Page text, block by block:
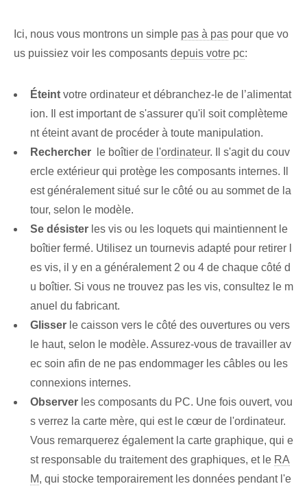
Ici, nous vous montrons un simple pas à pas pour que vo
us puissiez voir les composants‍ depuis votre pc:
Éteint votre ordinateur et débranchez-le de l’alimentat
ion. Il est important de s'assurer qu'il soit complèteme
nt éteint avant de procéder à toute manipulation.
Rechercher ‌ le boîtier de l'ordinateur.‍ Il s'agit du couv
ercle extérieur qui protège les composants internes. Il
est généralement situé sur le côté ou au sommet de la
tour, selon le modèle.
Se désister les vis ou les loquets qui maintiennent le
boîtier fermé. Utilisez un tournevis adapté pour retirer l
es vis, il y en a généralement 2 ou 4 de chaque côté d
u boîtier. ⁣Si vous ne trouvez pas les vis, consultez⁢ le m
anuel du fabricant.
Glisser le caisson vers le côté des ouvertures ou vers
le haut, selon le modèle. Assurez-vous de travailler av
ec soin afin de ne pas endommager les câbles ou les
connexions internes.
Observer les composants du PC.⁢ Une fois ouvert, vou
s verrez la carte mère, qui est le cœur‍ de l'⁤ordinateur.
Vous remarquerez également la carte graphique, qui e
st responsable du traitement des graphiques, et le RA
M, qui stocke temporairement les données pendant l'e